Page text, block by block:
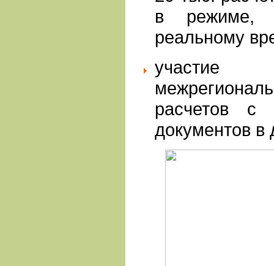
в режиме,
реальному
расчетов с
документов в